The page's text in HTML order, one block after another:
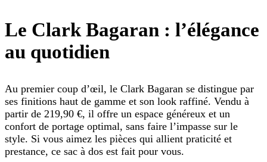
Le Clark Bagaran : l’élégance
au quotidien
Au premier coup d’œil, le Clark Bagaran se distingue par
ses finitions haut de gamme et son look raffiné. Vendu à
partir de 219,90 €, il offre un espace généreux et un
confort de portage optimal, sans faire l’impasse sur le
style. Si vous aimez les pièces qui allient praticité et
prestance, ce sac à dos est fait pour vous.